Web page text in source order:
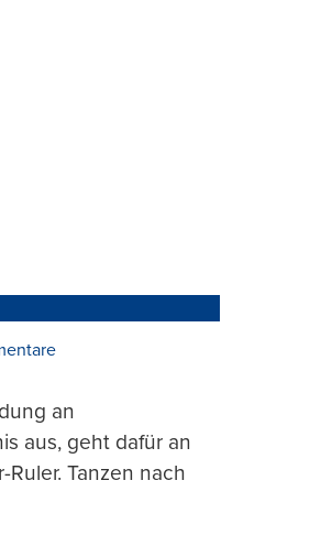
an
aus, geht dafür an
Tanzen nach